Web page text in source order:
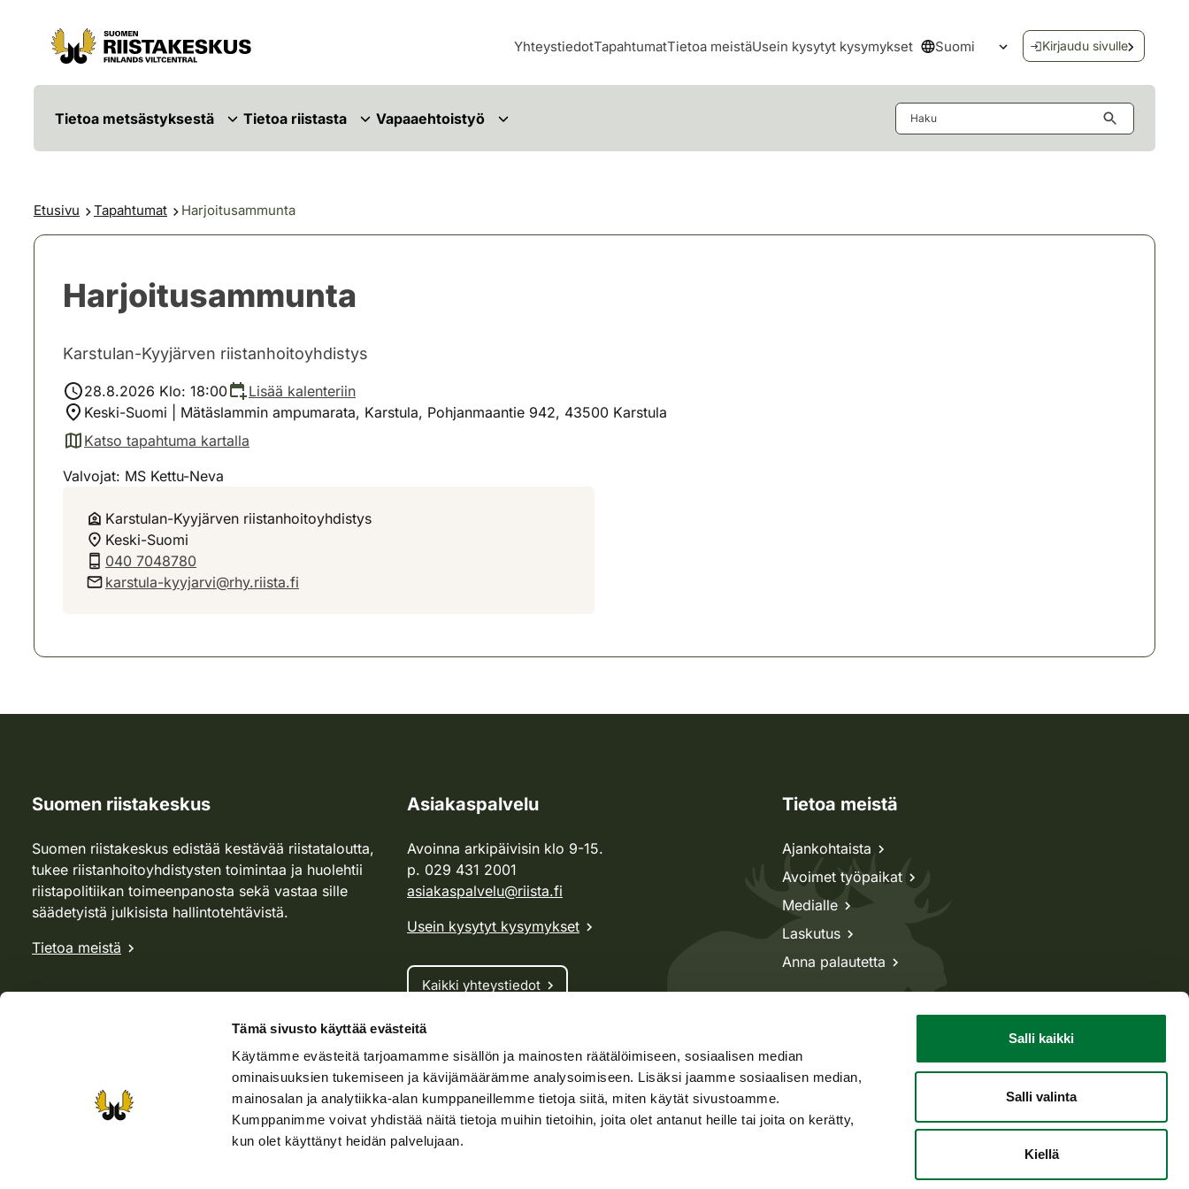
Tämä sivusto käyttää evästeitä
Käytämme evästeitä tarjoamamme sisällön ja mainosten räätälöimiseen, sosiaalisen median
ominaisuuksien tukemiseen ja kävijämäärämme analysoimiseen. Lisäksi jaamme sosiaalisen median,
mainosalan ja analytiikka-alan kumppaneillemme tietoja siitä, miten käytät sivustoamme.
Kumppanimme voivat yhdistää näitä tietoja muihin tietoihin, joita olet antanut heille tai joita on kerätty,
kun olet käyttänyt heidän palvelujaan.
Salli kaikki
Salli valinta
Kiellä
Siirry sisältöön
Siirry sivustokarttaan
YhteystiedotTapahtumatTietoa meistäUsein kysytyt kysymykset Suomi
Avaa kielivalikko
Kirjaudu sivulle
Tietoa metsästyksestä Tietoa riistasta Vapaaehtoistyö
Etusivu Tapahtumat Harjoitusammunta
Harjoitusammunta
Karstulan-Kyyjärven riistanhoitoyhdistys
28.8.2026 Klo: 18:00
Lisää kalenteriin
Keski-Suomi | Mätäslammin ampumarata, Karstula, Pohjanmaantie 942, 43500 Karstula
Katso tapahtuma kartalla
(avautuu uuteen välilehteen)
Valvojat: MS Kettu-Neva
Karstulan-Kyyjärven riistanhoitoyhdistys
Keski-Suomi
040 7048780
karstula-kyyjarvi@rhy.riista.fi
Suomen riistakeskus
Suomen riistakeskus edistää kestävää riistataloutta,
tukee riistanhoitoyhdistysten toimintaa ja huolehtii
riistapolitiikan toimeenpanosta sekä vastaa sille
säädetyistä julkisista hallintotehtävistä.
Tietoa meistä
Asiakaspalvelu
Avoinna arkipäivisin klo 9-15.
p. 029 431 2001
asiakaspalvelu@riista.fi
Usein kysytyt kysymykset
Kaikki yhteystiedot
Metsästyskortti-asiat
Oma riista -asiat
Lupa-asiat
Tietoa meistä
Ajankohtaista
Avoimet työpaikat
Medialle
Laskutus
Anna palautetta